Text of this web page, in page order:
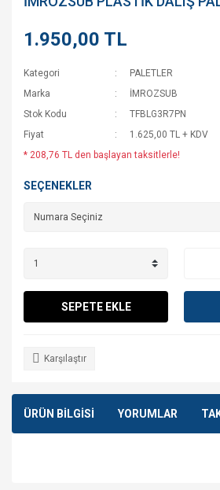
1.950,00 TL
Kategori
PALETLER
Marka
İMROZSUB
Stok Kodu
TFBLG3R7PN
Fiyat
1.625,00 TL + KDV
* 208,76 TL den başlayan taksitlerle!
SEÇENEKLER
SEPETE EKLE
Karşılaştır
ÜRÜN BİLGİSİ YORUMLAR